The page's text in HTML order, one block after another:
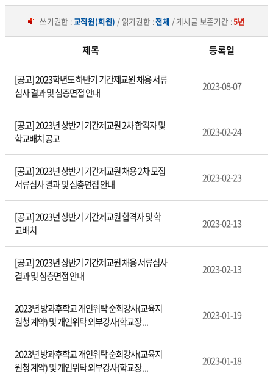
쓰기권한 : 교직원(회원) / 읽기권한 :전체 / 게시글 보존기간 :5년
료
제목 등록일
[공고] 2023학년도 하반기 기간제교원 채용 서류
심사 결과 및 심층면접 안내
2023-08-07
[공고] 2023년 상반기 기간제교원 2차 합격자 및
학교배치 공고
2023-02-24
[공고] 2023년 상반기 기간제교원 채용 2차 모집
서류심사 결과 및 심층면접 안내
2023-02-23
[공고] 2023년 상반기 기간제교원 합격자 및 학
교배치
2023-02-13
[공고] 2023년 상반기 기간제교원 채용 서류심사
결과 및 심층면접 안내
2023-02-13
2023년 방과후학교 개인위탁 순회강사(교육지
원청 계약) 및 개인위탁 외부강사(학교장 ...
2023-01-19
2023년 방과후학교 개인위탁 순회강사(교육지
원청 계약) 및 개인위탁 외부강사(학교장 ...
2023-01-18